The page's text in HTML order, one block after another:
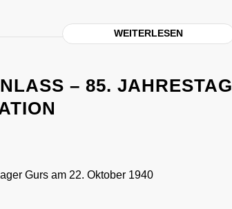
WEITERLESEN
– 85. JAHRESTAG
Gurs am 22. Oktober 1940